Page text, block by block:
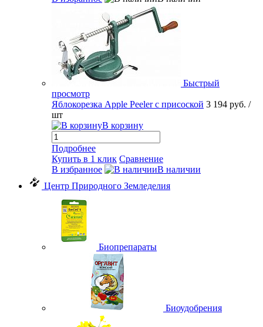
Быстрый
просмотр
Яблокорезка Apple Peeler с присоской 3 194 руб. /
шт
В корзину
Подробнее
Купить в 1 клик Сравнение
В избранное
В наличии
Центр Природного Земледелия
Биопрепараты
Биоудобрения